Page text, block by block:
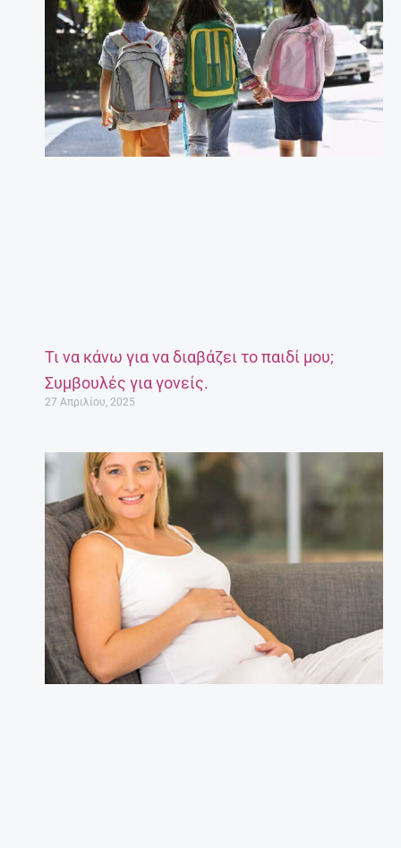
Τι να κάνω για να διαβάζει το παιδί μου;
Συμβουλές για γονείς.
27 Απριλίου, 2025